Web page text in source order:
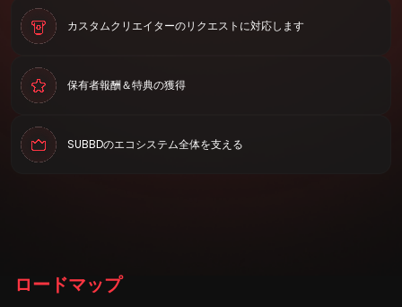
カスタムクリエイターのリクエストに対応します
保有者報酬＆特典の獲得
SUBBDのエコシステム全体を支える
ロードマップ